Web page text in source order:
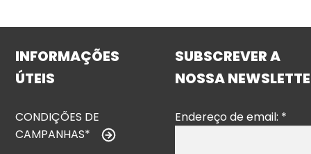
INFORMAÇÕES
ÚTEIS
CONDIÇÕES DE
CAMPANHAS*
SUBSCREVER A
NOSSA
Endereço de email: *